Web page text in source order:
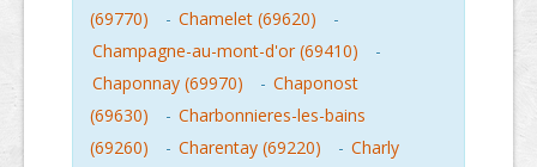
(69770)
- Chamelet (69620)
-
Champagne-au-mont-d'or (69410)
-
Chaponnay (69970)
- Chaponost
(69630)
- Charbonnieres-les-bains
(69260)
- Charentay (69220) - Charly